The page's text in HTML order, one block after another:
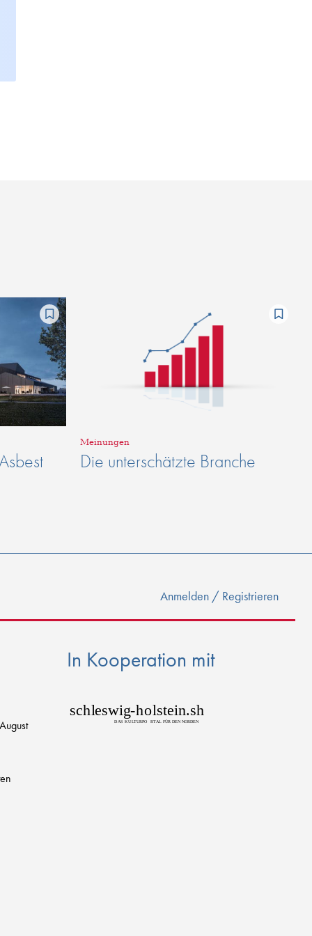
Meinungen
Die unterschätzte Branche
Anmelden / Registrieren
In Kooperation mit
schleswig-holstein.sh
D AS KULTURPO RTAL FÜR DEN NORDEN